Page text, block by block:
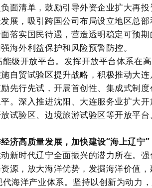
面清单，鼓励引导外资企业扩大再
展，吸引跨国公司布局设立地区总
落实国民待遇，营造透明稳定可预
海外利益保护和风险预警防控。
能级开放平台。发挥开放平台体系在
自贸试验区提升战略，积极推动大
先行先试，开展首创性、集成式制
。深入推进沈阳、大连服务业扩大
试验区、边境旅游试验区等开放平
济高质量发展，加快建设“海上辽宁”
新时代辽宁全面振兴的潜力所在。
源，放大海洋优势，发掘海洋价值
代海洋产业体系。坚持以创新为动力